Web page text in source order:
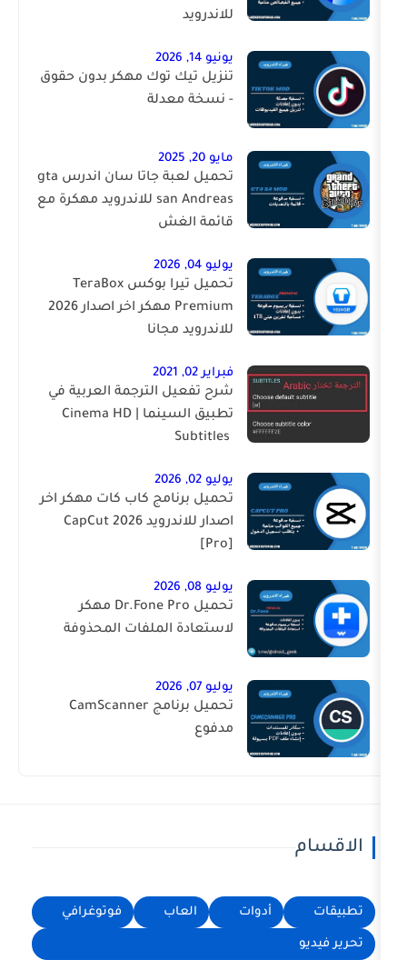
للاندرويد
يونيو 14, 2026
تنزيل تيك توك مهكر بدون حقوق
- نسخة معدلة
مايو 20, 2025
تحميل لعبة جاتا سان اندرس gta
san Andreas للاندرويد مهكرة مع
قائمة الغش
يوليو 04, 2026
تحميل تيرا بوكس TeraBox
Premium مهكر اخر اصدار 2026
للاندرويد مجانا
فبراير 02, 2021
شرح تفعيل الترجمة العربية في
تطبيق السينما | ‏Cinema HD
يوليو 02, 2026
تحميل برنامج كاب كات مهكر اخر
اصدار للاندرويد 2026 CapCut
[Pro]
يوليو 08, 2026
تحميل Dr.Fone Pro مهكر
لاستعادة الملفات المحذوفة
يوليو 07, 2026
تحميل برنامج CamScanner
مدفوع
أدوات العاب فوتوغرافي